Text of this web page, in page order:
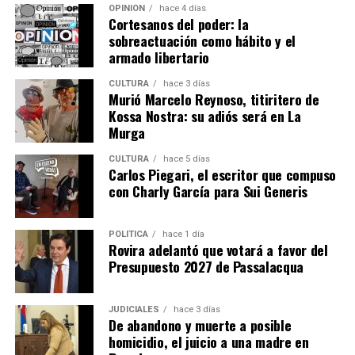
Esther Leiva trabajó como empleada doméstica en la casa donde
Belén vivió un tiempo con su madre.
“Vivía en abandono total”
Esa empleada se trata deEsther Leiva, más conocida
como “Gordi”, que declaró después de Balmaceda.
“Vengo acá a ratificar todo lo que ya conté”, avisó y
aseguró “me acuerdo de todo como si fuese ayer”.
El testimonio de Leiva reviste de gran interés dado que
se trata de la única persona externa al grupo familiar
que conoció en forma directa las condiciones en las que
Belén se encontraba y de qué forma vivía dentro de esa
casa del barrio Terrazas.
OPINIÓN hace 4 días
Cortesanos del poder: la
sobreactuación como hábito y el
armado libertario
CULTURA hace 3 días
Murió Marcelo Reynoso, titiritero de
Kossa Nostra: su adiós será en La
Murga
CULTURA hace 5 días
Carlos Piegari, el escritor que compuso
con Charly García para Sui Generis
POLÍTICA hace 1 día
Rovira adelantó que votará a favor del
Presupuesto 2027 de Passalacqua
JUDICIALES hace 3 días
De abandono y muerte a posible
homicidio, el juicio a una madre en